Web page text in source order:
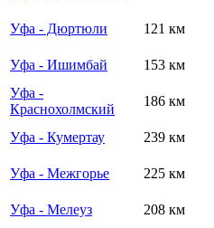
Уфа - Дюртюли
121 км
Уфа - Ишимбай
153 км
Уфа -
Краснохолмский
186 км
Уфа - Кумертау
239 км
Уфа - Межгорье
225 км
Уфа - Мелеуз
208 км